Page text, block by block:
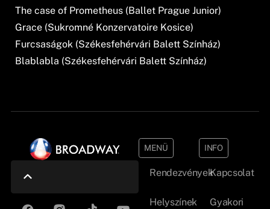
The case of Prometheus (Ballet Prague Junior)
Grace (Sukromné Konzervatoire Kosice)
Furcsaságok (Székesfehérvári Balett Színház)
Blablabla (Székesfehérvári Balett Színház)
MENÜ
Rendezvények
Helyszínek
INFO
Kapcsolat
Gyakori